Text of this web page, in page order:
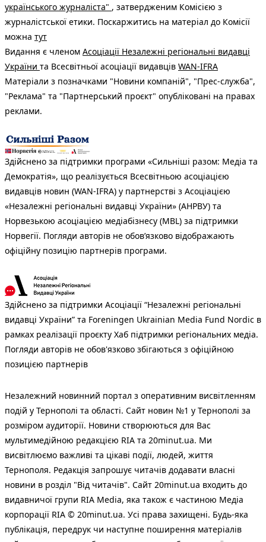
українського журналіста" , затвердженим Комісією з
журналістської етики. Поскаржитись на матеріал до Комісії
можна тут
Видання є членом Асоціації Незалежні регіональні видавці
України та Всесвітньої асоціації видавців WAN-IFRA
Матеріали з позначками "Новини компаній", "Прес-служба",
"Реклама" та "Партнерський проєкт" опубліковані на правах
реклами.
Здійснено за підтримки програми «Сильніші разом: Медіа та
Демократія», що реалізується Всесвітньою асоціацією
видавців новин (WAN-IFRA) у партнерстві з Асоціацією
«Незалежні регіональні видавці України» (АНРВУ) та
Норвезькою асоціацією медіабізнесу (MBL) за підтримки
Норвегії. Погляди авторів не обов’язково відображають
офіційну позицію партнерів програми.
Здійснено за підтримки Асоціації “Незалежні регіональні
видавці України” та Foreningen Ukrainian Media Fund Nordic в
рамках реалізації проєкту Хаб підтримки регіональних медіа.
Погляди авторів не обов'язково збігаються з офіційною
позицією партнерів
Незалежний новинний портал з оперативним висвітленням
подій у Тернополі та області. Сайт новин №1 у Тернополі за
розміром аудиторії. Новини створюються для Вас
мультимедійною редакцією RIA та 20minut.ua. Ми
висвітлюємо важливі та цікаві події, людей, життя
Тернополя. Редакція запрошує читачів додавати власні
новини в розділ "Від читачів". Сайт 20minut.ua входить до
видавничої групи RIA Media, яка також є частиною Медіа
корпорації RIA © 20minut.ua. Усі права захищені. Будь-яка
публiкацiя, передрук чи наступне поширення матеріалів